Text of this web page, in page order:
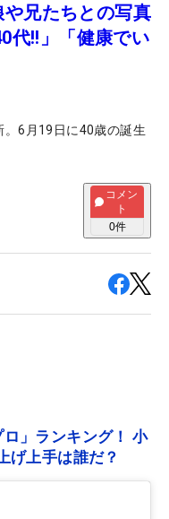
兄たちとの写真
代!!」「健康でい
。6月19日に40歳の誕生
コメン
ト
0件
ロ」ランキング！ 小
げ上手は誰だ？